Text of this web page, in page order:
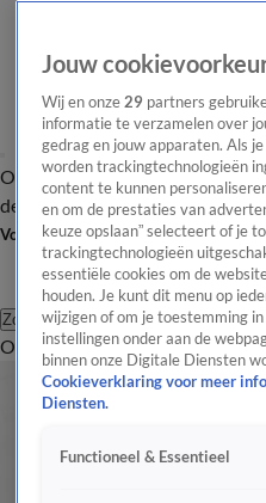
OverzichtAfleveringen
de redactieNieuwsbrief
Volg Shownieuws
Zoeken
OverzichtEntertainment
Jouw
Wij en onze 29 partners
informatie te verzamelen over
gedrag en jouw apparaten. Als
worden trackingtechnologieën
content te kunnen
en om de prestaties van
keuze opslaan” selecteert of je
trackingtechnologieën
essentiële cookies om de
houden. Je kunt dit menu op
wijzigen of om je toestemming
instellingen onder aan de
binnen onze Digitale Diensten
Cookieverklaring voor meer
Diensten.
Functioneel & Essentieel